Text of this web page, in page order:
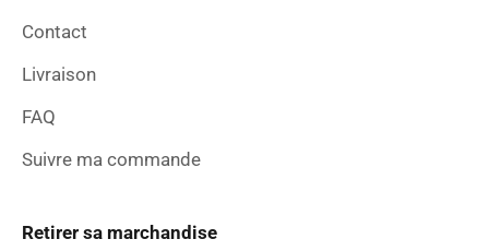
Contact
Livraison
FAQ
Suivre ma commande
Retirer sa marchandise